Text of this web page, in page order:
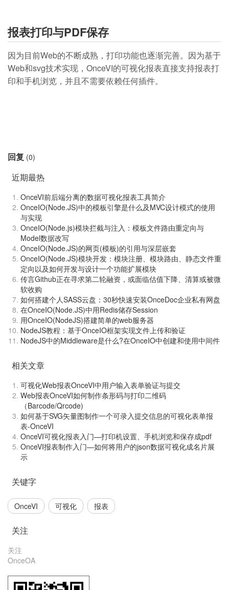
报表打印与PDF保存
因为目前Web的不断成熟，打印功能也逐渐完善。因为基于
Web和svg技术实现，OnceVI的可视化报表直接支持报表打
印和手机浏览，并且不需要依赖任何插件。
回复 (0)
近期最热
OnceVI前后端分离的数据可视化报表工具简介
OnceIO(Node.JS)中的模板引擎是什么及MVC设计模式的使用
与实现
OnceIO(Node.js)模块拦截与注入：模板文件路由重定向与
Model数据改写
OnceIO(Node.JS)的网页(模板)的引用与深层嵌套
OnceIO(Node.JS)模块开发：模块注册、模块路由、静态文件重
定向以及如何开发与设计一个功能扩展模块
传言Github正在寻求第二轮融资，或面临估值下降、清算或被微
软收购
如何搭建个人SASS云盘：30秒快速安装OnceDoc企业私有网盘
在OnceIO(Node.JS)中用Redis储存Session
用OnceIO(NodeJS)搭建简单的web服务器
NodeJS教程：基于OnceIO框架实现文件上传和验证
NodeJS中的Middleware是什么?在OnceIO中创建和使用中间件
相关文章
可视化Web报表OnceVI中用户输入表单验证与提交
Web报表OnceVI如何制作条形码与打印二维码
（Barcode/Qrcode)
如何基于SVG矢量图制作一个可录入提交信息的可视化表单报
表-OnceVI
OnceVI可视化报表入门—打印机设置、手机浏览和保存成pdf
OnceVI报表制作入门—如何将用户的json数据可视化成名片展
示
关键字
OnceVI 可视化 报表
关注
关注
OnceOA